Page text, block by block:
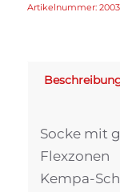
Artikelnummer:
Socke mit
Flexzonen
Kempa-